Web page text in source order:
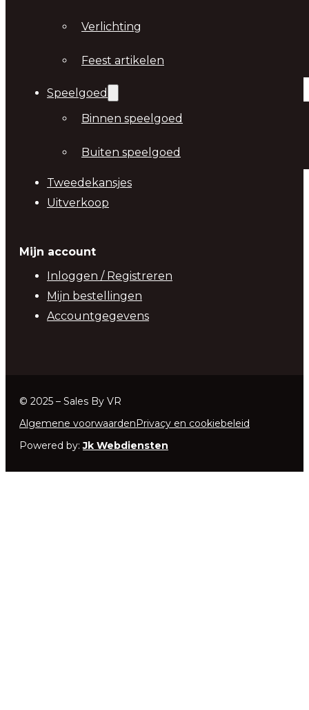
Verlichting
Feest artikelen
Speelgoed
Binnen speelgoed
Buiten speelgoed
Tweedekansjes
Uitverkoop
Mijn account
Inloggen / Registreren
Mijn bestellingen
Accountgegevens
© 2025 – Sales By VR
Algemene voorwaardenPrivacy en cookiebeleid
Powered by:Jk Webdiensten